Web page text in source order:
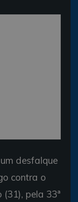
desfalque
contra o
pela 33ª